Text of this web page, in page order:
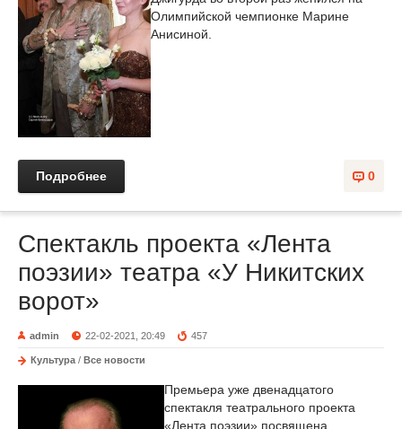
Олимпийской чемпионке Марине
Анисиной.
0
Подробнее
Спектакль проекта «Лента
поэзии» театра «У Никитских
ворот»
admin 22-02-2021, 20:49 457
Культура / Все новости
Премьера уже двенадцатого
спектакля театрального проекта
«Лента поэзии» посвящена